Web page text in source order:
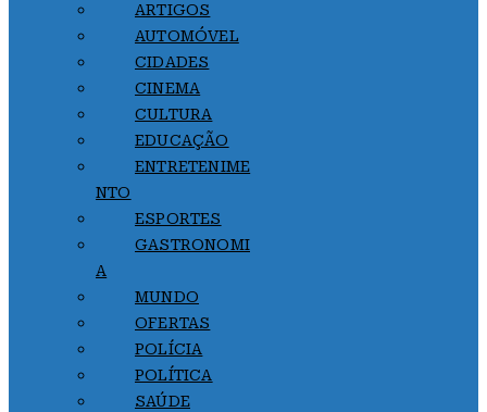
ARTIGOS
AUTOMÓVEL
CIDADES
CINEMA
CULTURA
EDUCAÇÃO
ENTRETENIME
NTO
ESPORTES
GASTRONOMI
A
MUNDO
OFERTAS
POLÍCIA
POLÍTICA
SAÚDE